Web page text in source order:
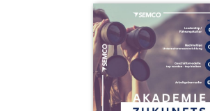
Standorte
Partner
Über uns